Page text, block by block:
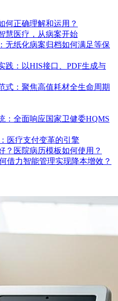
何正确理解和运用？
慧医疗，从病案开始
无纸化病案归档如何满足等保
践：以HIS接口、PDF生成与
式：聚焦高值耗材全生命周期
：全面响应国家卫健委HQMS
医疗支付变革的引擎
？医院病历模板如何使用？
借力智能管理实现降本增效？